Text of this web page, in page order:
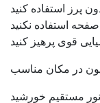
پرز استفاده کنید
استفاده نکنید
قوی پرهیز کنید
در مکان مناسب
نور مستقیم خورشید